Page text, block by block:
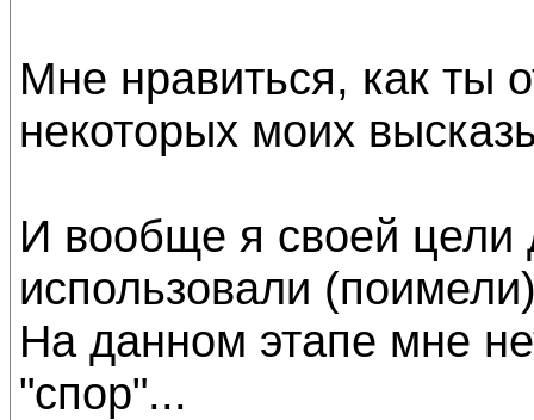
Мне нравиться, как ты
некоторых моих
И вообще я своей цели
использовали
На данном этапе мне
"спор"...